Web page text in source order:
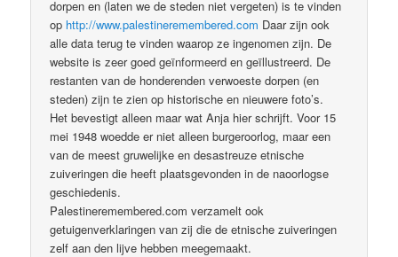
dorpen en (laten we de steden niet vergeten) is te vinden
op http://www.palestineremembered.com Daar zijn ook
alle data terug te vinden waarop ze ingenomen zijn. De
website is zeer goed geïnformeerd en geïllustreerd. De
restanten van de honderenden verwoeste dorpen (en
steden) zijn te zien op historische en nieuwere foto’s.
Het bevestigt alleen maar wat Anja hier schrijft. Voor 15
mei 1948 woedde er niet alleen burgeroorlog, maar een
van de meest gruwelijke en desastreuze etnische
zuiveringen die heeft plaatsgevonden in de naoorlogse
geschiedenis.
Palestineremembered.com verzamelt ook
getuigenverklaringen van zij die de etnische zuiveringen
zelf aan den lijve hebben meegemaakt.